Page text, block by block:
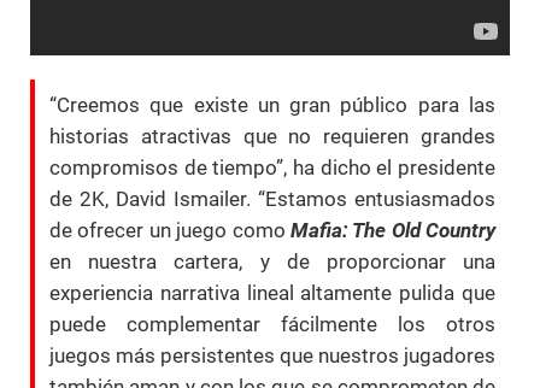
“Creemos que existe un gran público para las
historias atractivas que no requieren grandes
compromisos de tiempo”, ha dicho el presidente
de 2K, David Ismailer. “Estamos entusiasmados
de ofrecer un juego como Mafia: The Old Country
en nuestra cartera, y de proporcionar una
experiencia narrativa lineal altamente pulida que
puede complementar fácilmente los otros
juegos más persistentes que nuestros jugadores